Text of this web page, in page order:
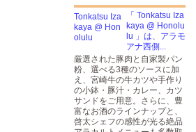
「 Tonkatsu Iza
kaya @ Honolu
lu 」は、アラモ
アナ西側...
厳選された豚肉と自家製パン
粉、選べる3種のソースに加
え、宮崎牛の牛カツや手作り
の小鉢・豚汁・カレー、カツ
サンドをご用意。さらに、豊
富なお酒のラインナップと、
啓太シェフの感性が光る絶品